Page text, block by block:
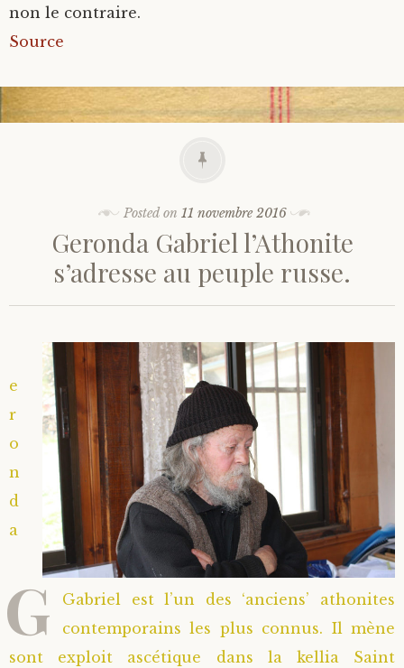
non le contraire.
Source
Posted on 11 novembre 2016
Geronda Gabriel l’Athonite
s’adresse au peuple russe.
G
e
r
o
n
d
a
Gabriel est l’un des ‘anciens’ athonites
contemporains les plus connus. Il mène
sont exploit ascétique dans la kellia Saint